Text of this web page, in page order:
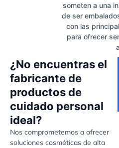
someten a una
de ser
con las
para ofrecer
¿No encuentras el
fabricante de
productos de
cuidado personal
ideal?
Nos comprometemos a ofrecer
soluciones cosméticas de alta